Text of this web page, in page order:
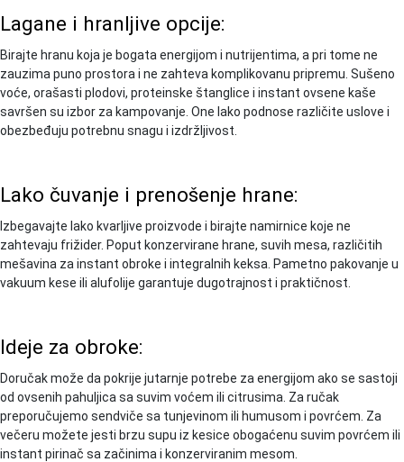
Lagane i hranljive opcije:
Birajte hranu koja je bogata energijom i nutrijentima, a pri tome ne
zauzima puno prostora i ne zahteva komplikovanu pripremu. Sušeno
voće, orašasti plodovi, proteinske štanglice i instant ovsene kaše
savršen su izbor za kampovanje. One lako podnose različite uslove i
obezbeđuju potrebnu snagu i izdržljivost.
Lako čuvanje i prenošenje hrane:
Izbegavajte lako kvarljive proizvode i birajte namirnice koje ne
zahtevaju frižider. Poput konzervirane hrane, suvih mesa, različitih
mešavina za instant obroke i integralnih keksa. Pametno pakovanje u
vakuum kese ili alufolije garantuje dugotrajnost i praktičnost.
Ideje za obroke:
Doručak može da pokrije jutarnje potrebe za energijom ako se sastoji
od ovsenih pahuljica sa suvim voćem ili citrusima. Za ručak
preporučujemo sendviče sa tunjevinom ili humusom i povrćem. Za
večeru možete jesti brzu supu iz kesice obogaćenu suvim povrćem ili
instant pirinač sa začinima i konzerviranim mesom.